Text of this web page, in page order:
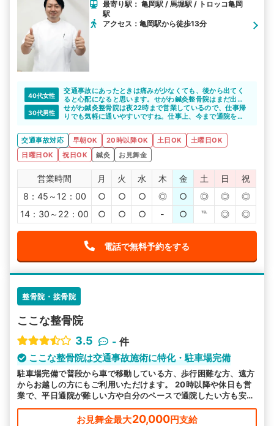
最寄り駅： 亀岡駅 / 馬堀駅 / トロッコ亀岡
駅
アクセス：亀岡駅から徒歩13分
40代女性
交通事故にあったときは痛みが少なくても、後から出てく
ると心配になると思います。せがわ鍼灸整骨院はまだ出て
いない、出るかもしれない症状も教えてくれると思いま
す。まずは相談してみるのがよいですね。
30代男性
せがわ鍼灸整骨院は夜22時まで営業しているので、仕事帰
りでも気軽に通いやすいですね。仕事上、今まで通院を諦
交通事故対応
早朝OK 20時以降OK 土日OK
土曜日OK
日曜日OK
祝日OK 鍼灸 お見舞金
営業時間 月 火 水 木 金 土 日
祝
8：45～12：00
○ ○ ○ ◎ ○ ◎ ◎
◎
14：30～22：00
○ ○ ○ - ○ ℡ ◎ ◎
電話で無料予約をする
整骨院・接骨院
ここな整骨院
3.5
- 件
ここな整骨院は交通事故施術に特化・駐車場完備
駐車場完備で普段から車で移動している方、歩行困難な方、遠方
からお越しの方にもご利用いただけます。 20時以降や休日も営
業で、平日通院が難しい方や自分のペースで通院したい方も安心
です。 むち打ち等、交通事故後の各症状に対応しております。
お見舞金最大20,000円支給